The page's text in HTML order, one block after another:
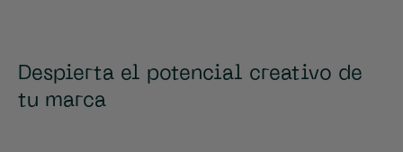
Despierta el potencial creativo de
tu marca